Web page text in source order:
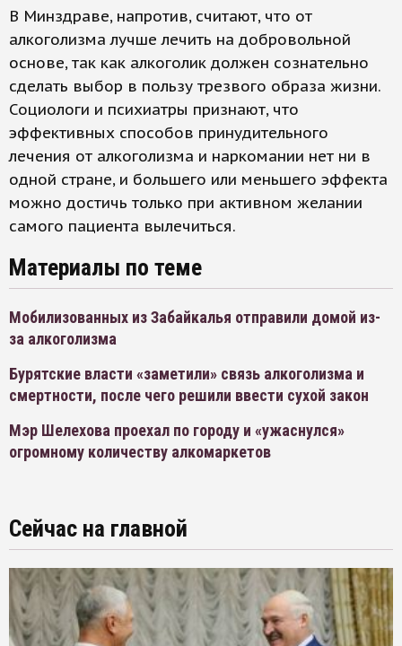
В Минздраве, напротив, считают, что от
алкоголизма лучше лечить на добровольной
основе, так как алкоголик должен сознательно
сделать выбор в пользу трезвого образа жизни.
Социологи и психиатры признают, что
эффективных способов принудительного
лечения от алкоголизма и наркомании нет ни в
одной стране, и большего или меньшего эффекта
можно достичь только при активном желании
самого пациента вылечиться.
Материалы по теме
Мобилизованных из Забайкалья отправили домой из-
за алкоголизма
Бурятские власти «заметили» связь алкоголизма и
смертности, после чего решили ввести сухой закон
Мэр Шелехова проехал по городу и «ужаснулся»
огромному количеству алкомаркетов
Сейчас на главной